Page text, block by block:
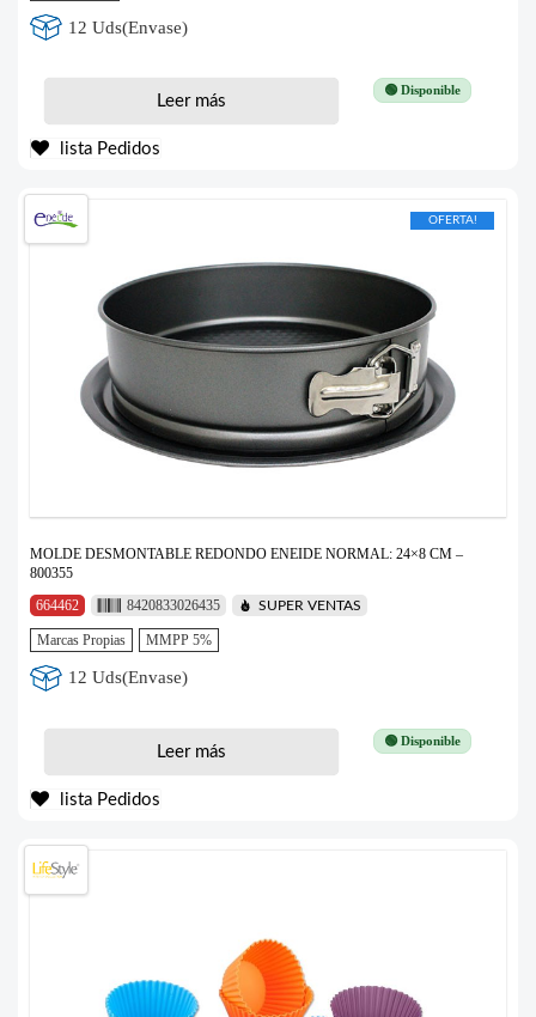
12 Uds(Envase)
🟢 Disponible
Leer más
lista Pedidos
OFERTA!
MOLDE DESMONTABLE REDONDO ENEIDE NORMAL: 24×8 CM –
800355
664462
8420833026435 SUPER VENTAS
Marcas Propias MMPP 5%
12 Uds(Envase)
🟢 Disponible
Leer más
lista Pedidos